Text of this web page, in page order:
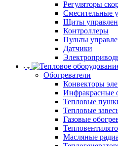
Регуляторы
Смесительные
Щиты
Контроллеры
Пульты
Датчики
Обогреватели
Конвекторы
Инфракрасные
Тепловые
Тепловые
Газовые
Масляные